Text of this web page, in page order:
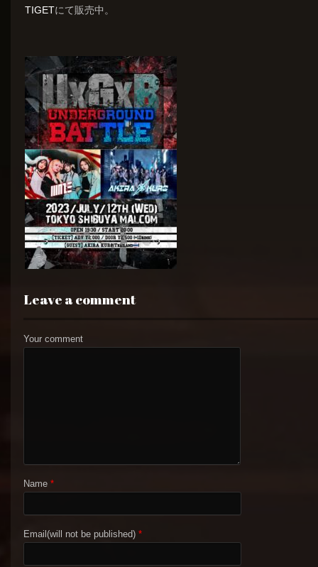
TIGETにて販売中。
Leave a comment
Your comment
Name *
Email(will not be published) *